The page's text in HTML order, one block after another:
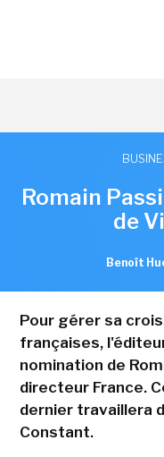
Romain
de
Benoît
Pour gérer sa
françaises,
nomination de
directeur France.
dernier travaillera
Constant.